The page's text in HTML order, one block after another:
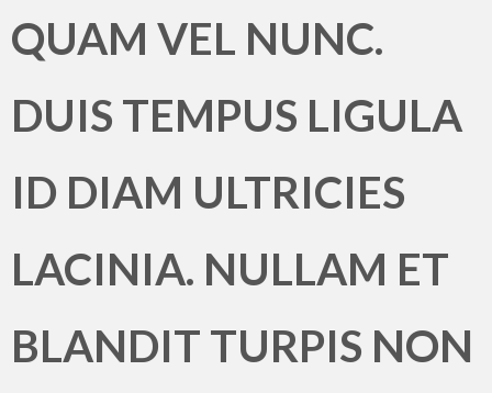
QUAM VEL NUNC.
DUIS TEMPUS LIGULA
ID DIAM ULTRICIES
LACINIA. NULLAM ET
BLANDIT TURPIS NON